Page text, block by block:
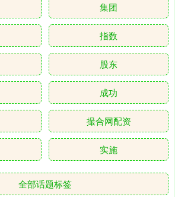
集团
指数
股东
成功
撮合网配资
实施
全部话题标签